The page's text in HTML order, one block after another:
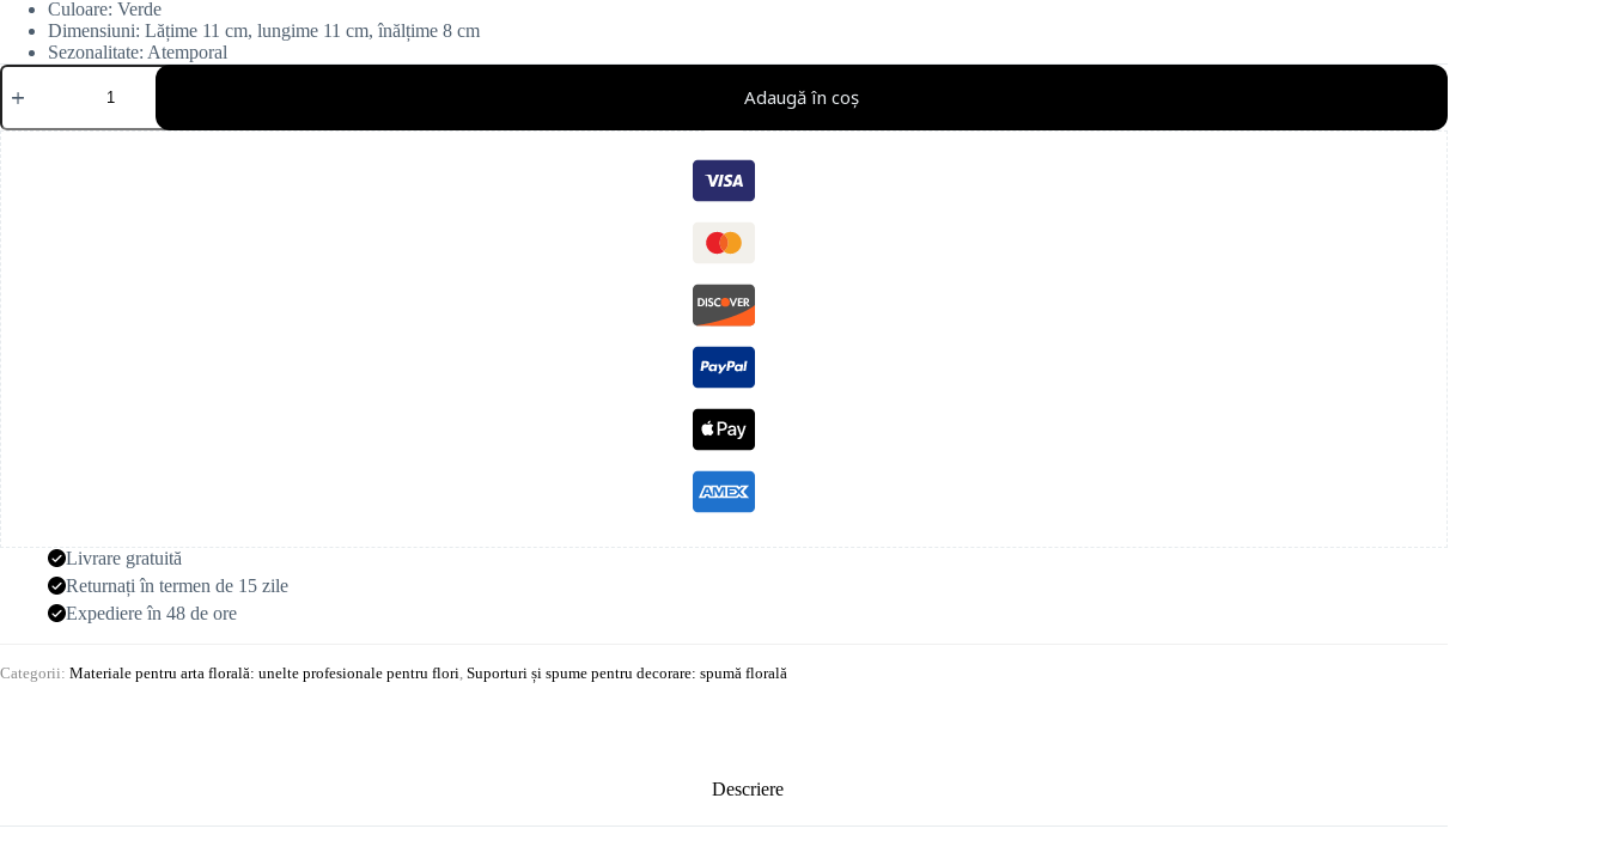
Culoare: Verde
Dimensiuni: Lățime 11 cm, lungime 11 cm, înălțime 8 cm
Sezonalitate: Atemporal
Cantitate
Suport
spumă
cu
ventuză
pentru
mașină
Adaugă în coș
Livrare gratuită
Returnați în termen de 15 zile
Expediere în 48 de ore
Categorii: Materiale pentru arta florală: unelte profesionale pentru flori Suporturi și spume pentru decorare: spumă florală
Descriere